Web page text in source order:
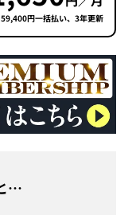
59,400円一括払い、3年更新
…